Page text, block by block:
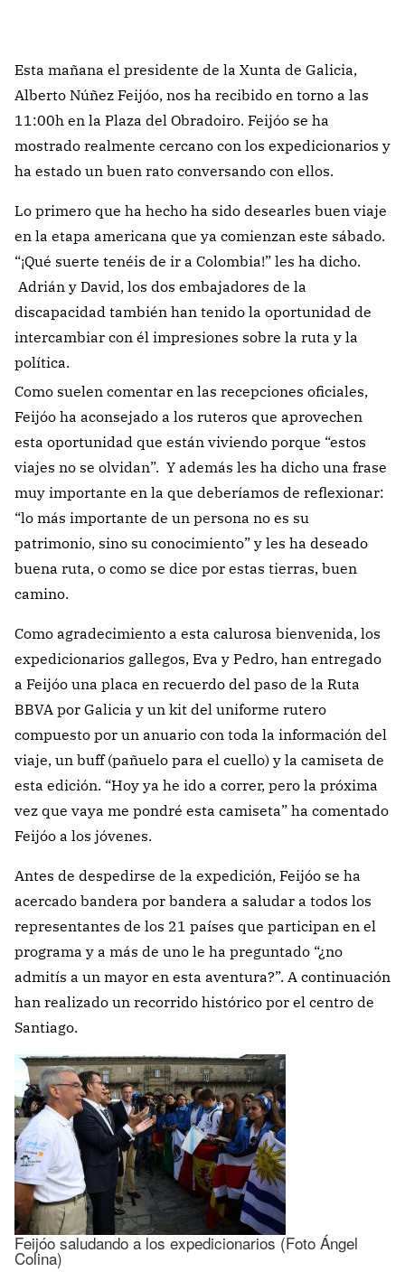
Esta mañana el presidente de la Xunta de Galicia,
Alberto Núñez Feijóo, nos ha recibido en torno a las
11:00h en la Plaza del Obradoiro. Feijóo se ha
mostrado realmente cercano con los expedicionarios y
ha estado un buen rato conversando con ellos.
Lo primero que ha hecho ha sido desearles buen viaje
en la etapa americana que ya comienzan este sábado.
“¡Qué suerte tenéis de ir a Colombia!” les ha dicho.
Adrián y David, los dos embajadores de la
discapacidad también han tenido la oportunidad de
intercambiar con él impresiones sobre la ruta y la
política.
Como suelen comentar en las recepciones oficiales,
Feijóo ha aconsejado a los ruteros que aprovechen
esta oportunidad que están viviendo porque “estos
viajes no se olvidan”. Y además les ha dicho una frase
muy importante en la que deberíamos de reflexionar:
“lo más importante de un persona no es su
patrimonio, sino su conocimiento” y les ha deseado
buena ruta, o como se dice por estas tierras, buen
camino.
Como agradecimiento a esta calurosa bienvenida, los
expedicionarios gallegos, Eva y Pedro, han entregado
a Feijóo una placa en recuerdo del paso de la Ruta
BBVA por Galicia y un kit del uniforme rutero
compuesto por un anuario con toda la información del
viaje, un buff (pañuelo para el cuello) y la camiseta de
esta edición. “Hoy ya he ido a correr, pero la próxima
vez que vaya me pondré esta camiseta” ha comentado
Feijóo a los jóvenes.
Antes de despedirse de la expedición, Feijóo se ha
acercado bandera por bandera a saludar a todos los
representantes de los 21 países que participan en el
programa y a más de uno le ha preguntado “¿no
admitís a un mayor en esta aventura?”. A continuación
han realizado un recorrido histórico por el centro de
Santiago.
Feijóo saludando a los expedicionarios (Foto Ángel
Colina)